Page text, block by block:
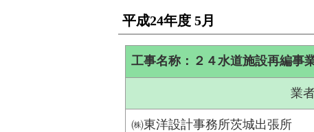
平成24年度 5月
工事名称：２４水道施設再編事
業
㈱東洋設計事務所茨城出張所